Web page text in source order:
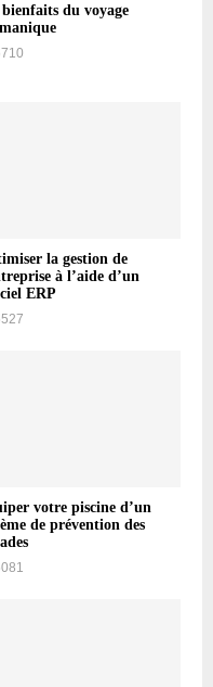
bienfaits du voyage
la gestion de
à l’aide d’un
ERP
votre piscine d’un
de prévention des